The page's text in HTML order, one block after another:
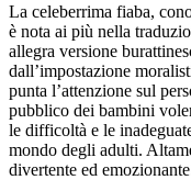
La celeberrima fiaba,
è nota ai più nella
allegra versione
dall’impostazione
punta l’attenzione sul
pubblico dei bambini
le difficoltà e le
mondo degli adulti.
divertente ed